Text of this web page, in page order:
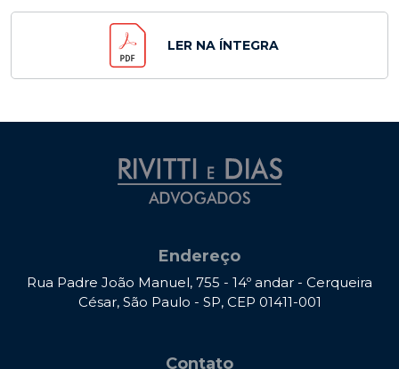
LER NA ÍNTEGRA
Endereço
Rua Padre João Manuel, 755 - 14º andar - Cerqueira
César, São Paulo - SP, CEP 01411-001
Contato